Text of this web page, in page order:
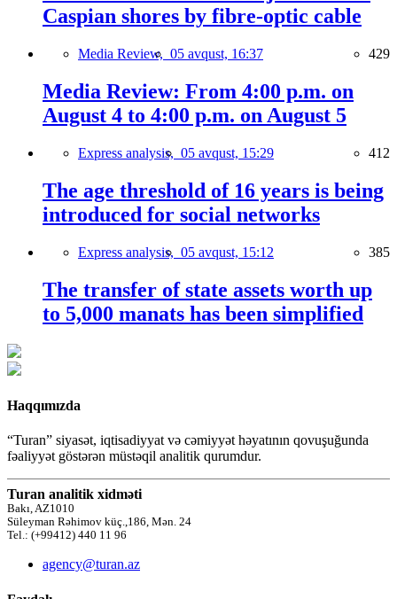
Caspian shores by fibre-optic cable
Media Review, 05 avqust, 16:37 429
Media Review: From 4:00 p.m. on
August 4 to 4:00 p.m. on August 5
Express analysis, 05 avqust, 15:29 412
The age threshold of 16 years is being
introduced for social networks
Express analysis, 05 avqust, 15:12 385
The transfer of state assets worth up
to 5,000 manats has been simplified
Haqqımızda
“Turan” siyasət, iqtisadiyyat və cəmiyyət həyatının qovuşuğunda
fəaliyyət göstərən müstəqil analitik qurumdur.
Turan analitik xidməti
Bakı, AZ1010
Süleyman Rəhimov küç.,186, Mən. 24
Tel.: (+99412) 440 11 96
agency@turan.az